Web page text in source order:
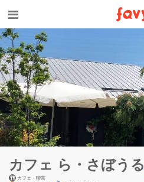
カフェ ら・さぼうる
カフェ・喫茶